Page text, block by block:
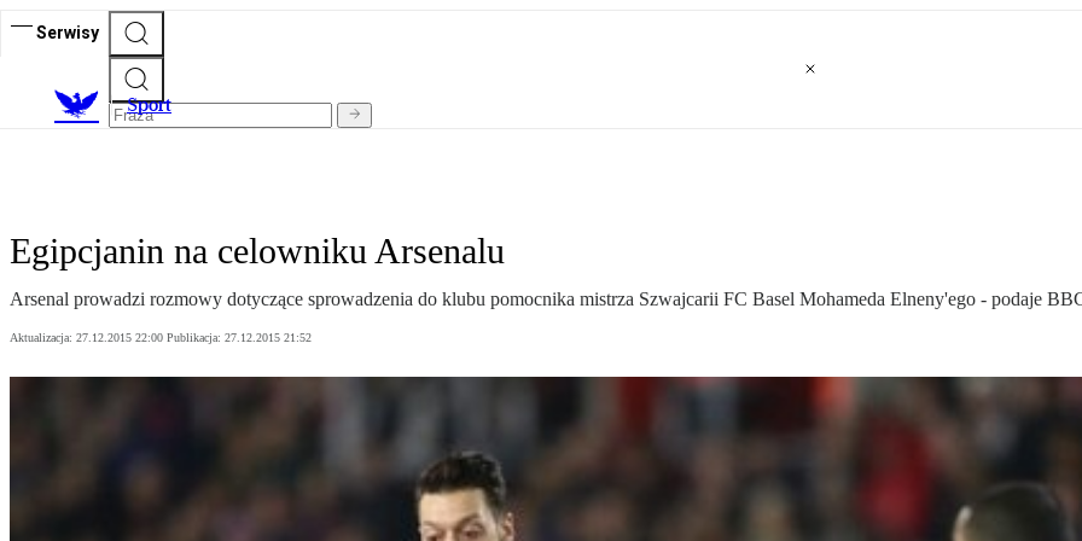
Serwisy
Sport
Egipcjanin na celowniku Arsenalu
Arsenal prowadzi rozmowy dotyczące sprowadzenia do klubu pomocnika mistrza Szwajcarii FC Basel Mohameda Elneny'ego - podaje
Aktualizacja: 27.12.2015 22:00 Publikacja: 27.12.2015 21:52